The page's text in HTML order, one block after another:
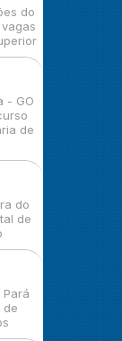
do
- GO
de
do
de
de